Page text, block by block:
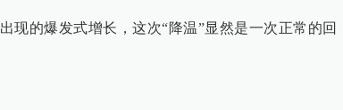
现的爆发式增长，这次“降温”显然是一次正常的回